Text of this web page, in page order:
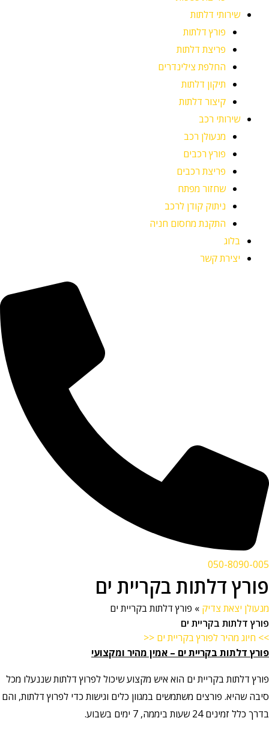
שירותי דלתות
פורץ דלתות
פריצת דלתות
החלפת צילינדרים
תיקון דלתות
קיצור דלתות
שירותי רכב
מנעולן רכב
פורץ רכבים
פריצת רכבים
שחזור מפתח
ניתוק קודן לרכב
התקנת מחסום חניה
בלוג
יצירת קשר
050-8090-005
פורץ דלתות בקריית ים
מנעולן יצאת צדיק » פורץ דלתות בקריית ים
פורץ דלתות בקריית ים
>> חיוג מהיר לפורץ בקריית ים <<
פורץ דלתות בקריית ים – אמין מהיר ומקצועי
פורץ דלתות בקריית ים הוא איש מקצוע שיכול לפרוץ דלתות שננעלו מכל
סיבה שהיא. פורצים משתמשים במגוון כלים וגישות כדי לפרוץ דלתות, והם
בדרך כלל זמינים 24 שעות ביממה, 7 ימים בשבוע.